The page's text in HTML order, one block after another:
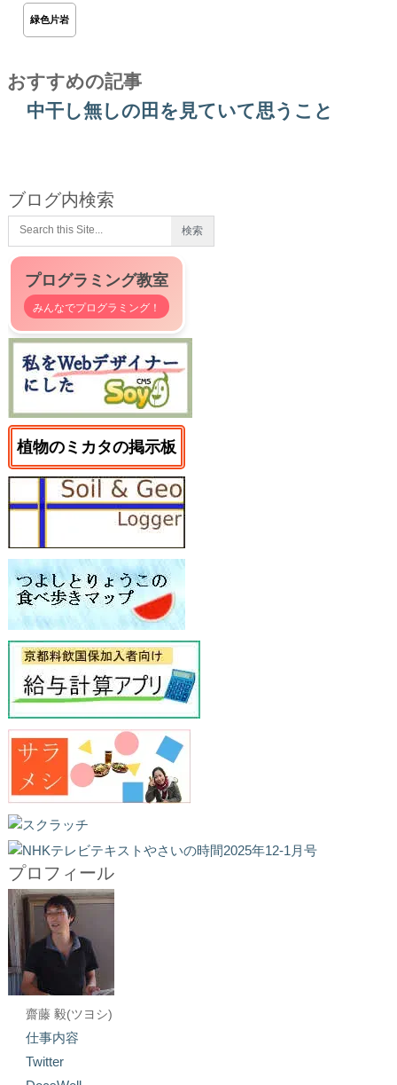
緑色片岩
おすすめの記事
中干し無しの田を見ていて思うこと
ブログ内検索
プログラミング教室
みんなでプログラミング！
植物のミカタの掲示板
プロフィール
齋藤 毅(ツヨシ)
仕事内容
Twitter